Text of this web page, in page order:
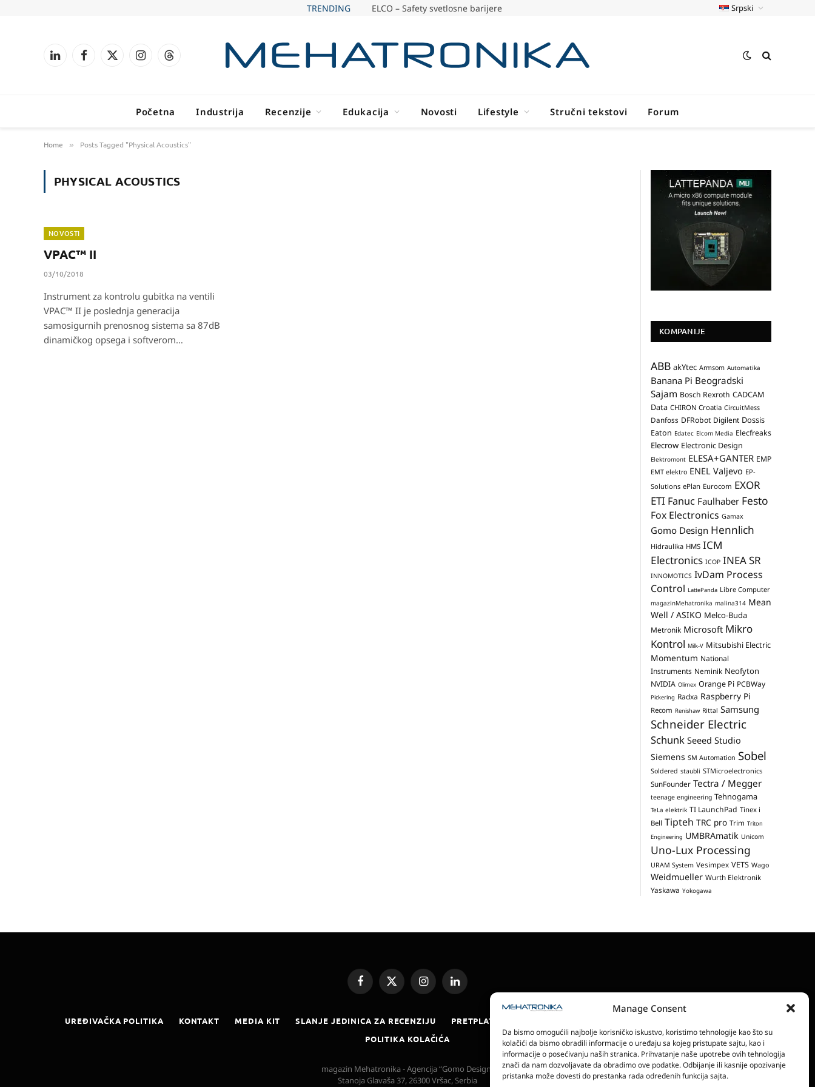
Manage Consent
Da bismo omogućili najbolje korisničko iskustvo, koristimo tehnologije kao što su
kolačići da bismo obradili informacije o uređaju sa kojeg pristupate sajtu, kao i
informacije o posećivanju naših stranica. Prihvatanje naše upotrebe ovih tehnologija
znači da nam dozvoljavate da obradimo ove podatke. Odbijanje ili kasnije opozivanje
pristanka može dovesti do prestanka rada određenih funkcija sajta.
TRENDING ELCO – Safety svetlosne barijere Srpski
LinkedInFacebook
X
InstagramThreads
Početna Industrija Recenzije Edukacija Novosti Lifestyle Stručni tekstovi Forum
Home » Posts Tagged "Physical Acoustics"
PHYSICAL ACOUSTICS
NOVOSTI
VPAC™ II
03/10/2018
Instrument za kontrolu gubitka na ventili
VPAC™ II je poslednja generacija
samosigurnih prenosnog sistema sa 87dB
dinamičkog opsega i softverom…
KOMPANIJE
ABB akYtec Armsom Automatika
Banana Pi Beogradski
Sajam Bosch Rexroth CADCAM
Data CHIRON Croatia CircuitMess
Danfoss DFRobot Digilent Dossis
Eaton Edatec Elcom Media Elecfreaks
Elecrow Electronic Design
Elektromont ELESA+GANTER EMP
EMT elektro ENEL Valjevo EP-
Solutions ePlan Eurocom EXOR
ETI Fanuc Faulhaber Festo
Fox Electronics Gamax
Gomo Design Hennlich
Hidraulika HMS ICM
Electronics ICOP INEA SR
INNOMOTICS IvDam Process
Control LattePanda Libre Computer
magazinMehatronika malina314 Mean
Well / ASIKO Melco-Buda
Metronik Microsoft Mikro
Kontrol Milk-V Mitsubishi Electric
Momentum National
Instruments Neminik Neofyton
NVIDIA Olimex Orange Pi PCBWay
Pickering Radxa Raspberry Pi
Recom Renishaw Rittal Samsung
Schneider Electric
Schunk Seeed Studio
Siemens SM Automation Sobel
Soldered staubli STMicroelectronics
SunFounder Tectra / Megger
teenage engineering Tehnogama
TeLa elektrik TI LaunchPad Tinex i
Bell Tipteh TRC pro Trim Triton
Engineering UMBRAmatik Unicom
Uno-Lux Processing
URAM System Vesimpex VETS Wago
Weidmueller Wurth Elektronik
Yaskawa Yokogawa
FacebookX
(Twitter)
InstagramLinkedIn
UREĐIVAČKA POLITIKA KONTAKT MEDIA KIT SLANJE JEDINICA ZA RECENZIJU PRETPLATA
POLITIKA KOLAČIĆA
magazin Mehatronika - Agencija “Gomo Design”
Stanoja Glavaša 37, 26300 Vršac, Serbia